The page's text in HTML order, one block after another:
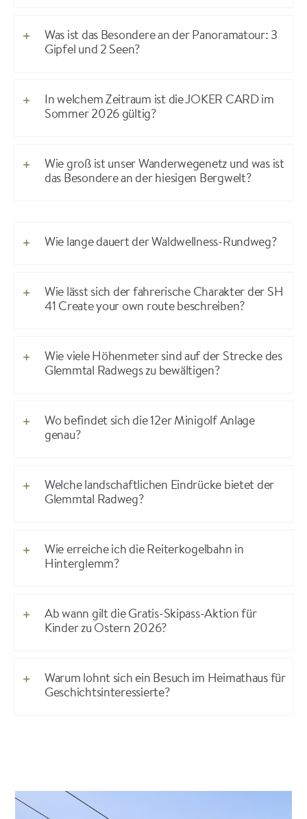
Was ist das Besondere an der Panoramatour: 3
Gipfel und 2 Seen?
In welchem Zeitraum ist die JOKER CARD im
Sommer 2026 gültig?
Wie groß ist unser Wanderwegenetz und was ist
das Besondere an der hiesigen Bergwelt?
Wie lange dauert der Waldwellness-Rundweg?
Wie lässt sich der fahrerische Charakter der SH
41 Create your own route beschreiben?
Wie viele Höhenmeter sind auf der Strecke des
Glemmtal Radwegs zu bewältigen?
Wo befindet sich die 12er Minigolf Anlage
genau?
Welche landschaftlichen Eindrücke bietet der
Glemmtal Radweg?
Wie erreiche ich die Reiterkogelbahn in
Hinterglemm?
Ab wann gilt die Gratis-Skipass-Aktion für
Kinder zu Ostern 2026?
Warum lohnt sich ein Besuch im Heimathaus für
Geschichtsinteressierte?